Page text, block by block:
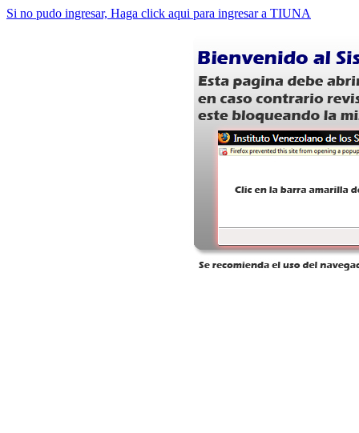
Si no pudo ingresar, Haga click aqui para ingresar a TIUNA